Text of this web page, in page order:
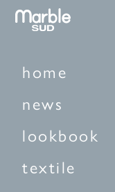
home
news
lookbook
textile